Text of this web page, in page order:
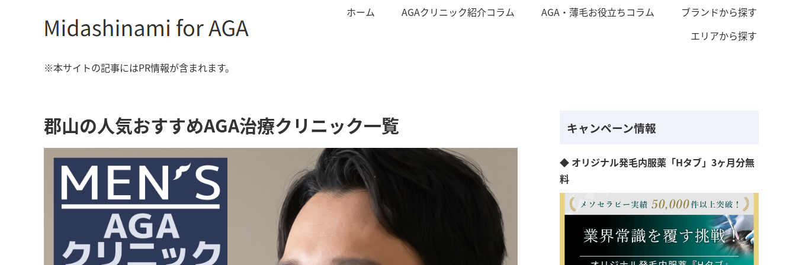
ホーム AGAクリニック紹介コラム AGA・薄毛お役立ちコラム
ブランドから探す
エリアから探す
※本サイトの記事にはPR情報が含まれます。
郡山の人気おすすめAGA治療クリニック一覧 キャンペーン情報
◆ オリジナル発毛内服薬「Hタブ」3ヶ月分無
料